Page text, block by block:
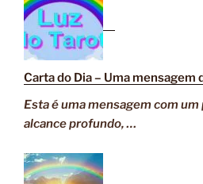
Carta do Dia – Uma mensagem
Esta é uma mensagem com
alcance profundo, …